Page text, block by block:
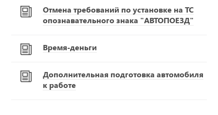
Отмена требований по установке на ТС
опознавательного знака "АВТОПОЕЗД"
Время-деньги
Дополнительная подготовка автомобиля
к работе